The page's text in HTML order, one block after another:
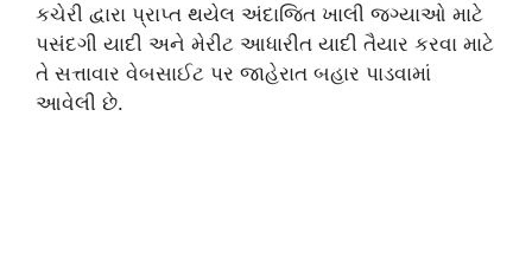
કચેરી દ્વારા પ્રાપ્ત થયેલ અંદાજિત ખાલી જગ્યાઓ માટે
પસંદગી યાદી અને મેરીટ આધારીત યાદી તૈયાર કરવા માટે
તે સત્તાવાર વેબસાઈટ પર જાહેરાત બહાર પાડવામાં
આવેલી છે.